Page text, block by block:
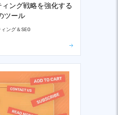
ング戦略を強化する
ツール
ング＆SEO